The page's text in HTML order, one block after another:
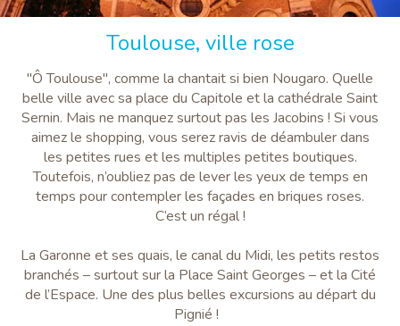
Toulouse, ville rose
"Ô Toulouse", comme la chantait si bien Nougaro. Quelle
belle ville avec sa place du Capitole et la cathédrale Saint
Sernin. Mais ne manquez surtout pas les Jacobins ! Si vous
aimez le shopping, vous serez ravis de déambuler dans
les petites rues et les multiples petites boutiques.
Toutefois, n’oubliez pas de lever les yeux de temps en
temps pour contempler les façades en briques roses.
C’est un régal !
La Garonne et ses quais, le canal du Midi, les petits restos
branchés – surtout sur la Place Saint Georges – et la Cité
de l’Espace. Une des plus belles excursions au départ du
Pignié !